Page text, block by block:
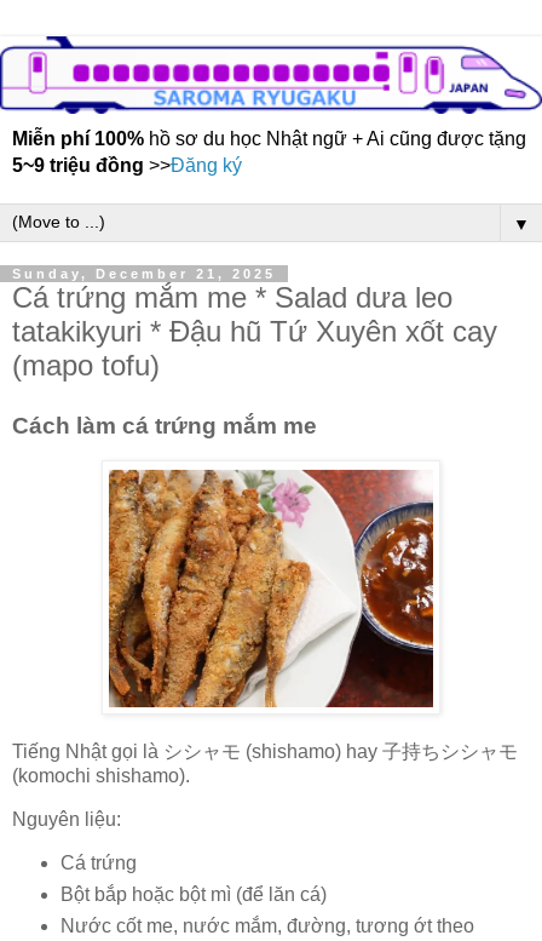
Miễn phí 100% hồ sơ du học Nhật ngữ + Ai cũng được tặng
5~9 triệu đồng >>Đăng ký
▼
Sunday, December 21, 2025
Cá trứng mắm me * Salad dưa leo
tatakikyuri * Đậu hũ Tứ Xuyên xốt cay
(mapo tofu)
Cách làm cá trứng mắm me
Tiếng Nhật gọi là シシャモ (shishamo) hay 子持ちシシャモ
(komochi shishamo).
Nguyên liệu:
Cá trứng
Bột bắp hoặc bột mì (để lăn cá)
Nước cốt me, nước mắm, đường, tương ớt theo